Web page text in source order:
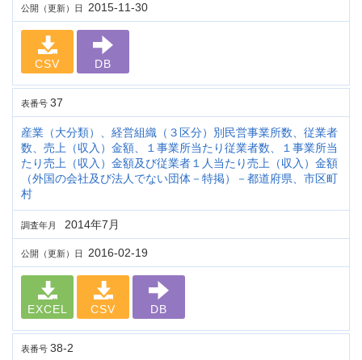
公開（更新）日 2015-11-30
CSV DB
表番号 37
産業（大分類）、経営組織（３区分）別民営事業所数、従業者
数、売上（収入）金額、１事業所当たり従業者数、１事業所当
たり売上（収入）金額及び従業者１人当たり売上（収入）金額
（外国の会社及び法人でない団体－特掲）－都道府県、市区町
村
調査年月 2014年7月
公開（更新）日 2016-02-19
EXCEL CSV DB
表番号 38-2